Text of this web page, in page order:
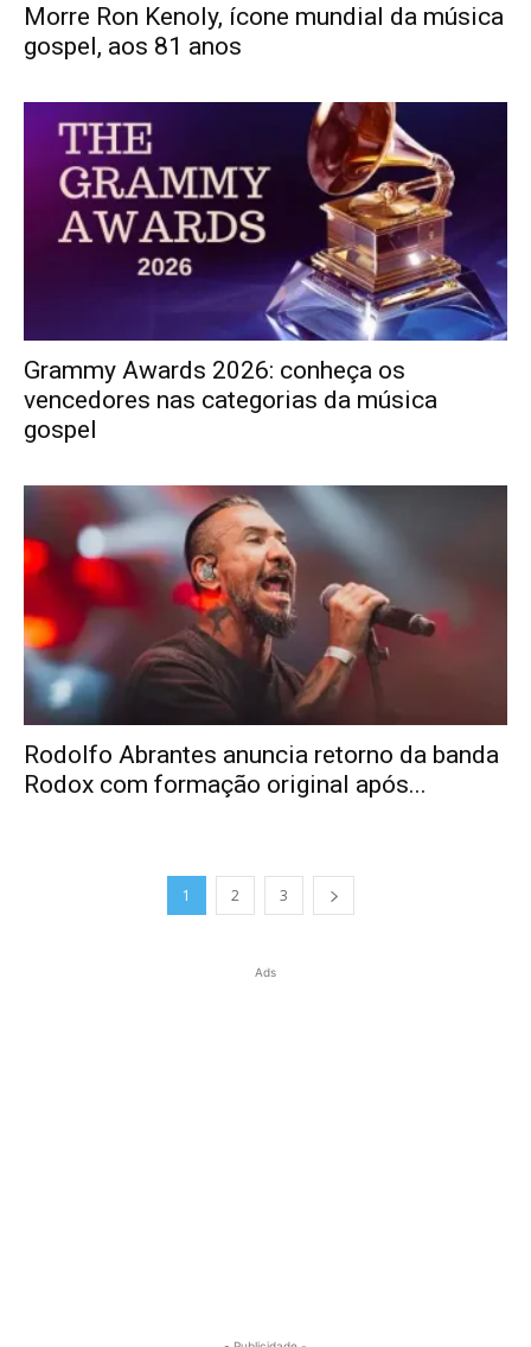
Morre Ron Kenoly, ícone mundial da música
gospel, aos 81 anos
Grammy Awards 2026: conheça os
vencedores nas categorias da música
gospel
Rodolfo Abrantes anuncia retorno da banda
Rodox com formação original após...
1 2 3
Ads